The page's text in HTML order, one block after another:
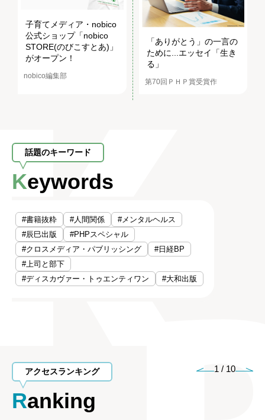
子育てメディア・nobico
公式ショップ「nobico
STORE(のびこすとあ)」
がオープン！
nobico編集部
「ありがとう」の一言の
ために...エッセイ「生き
る」
第70回ＰＨＰ賞受賞作
話題のキーワード
Keywords
#書籍抜粋 #人間関係
#メンタルヘルス
#辰巳出版
#PHPスペシャル
#クロスメディア・パブリッシング
#日経BP
#上司と部下
#ディスカヴァー・トゥエンティワン
#大和出版
アクセスランキング
Ranking
1 / 10